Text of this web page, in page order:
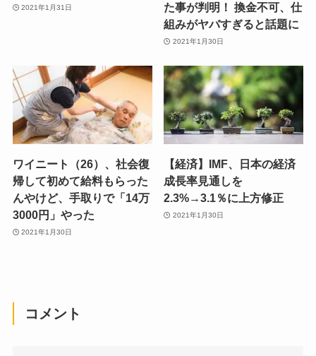
2021年1月31日
た事が判明！ 換金不可、仕
組みがヤバすぎると話題に
2021年1月30日
ワイニート（26）、社会復
帰して初めて給料もらった
んやけど、手取りで「14万
3000円」やった
2021年1月30日
【経済】IMF、日本の経済
成長率見通しを
2.3%→3.1％に上方修正
2021年1月30日
コメント